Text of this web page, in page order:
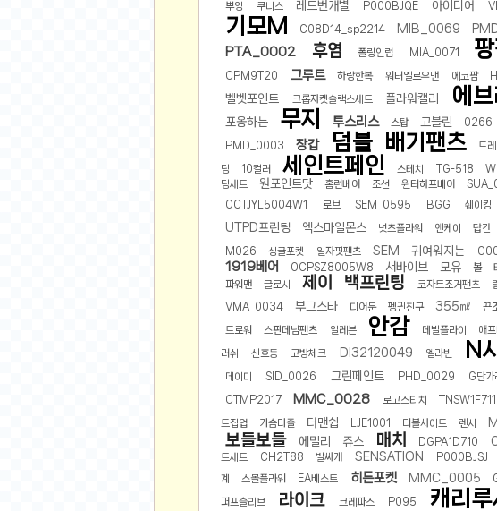
비트멕스(BitMex)
비트소닉(Bitsonic)
후오비(Huobi)
지렁이 게임
고팍스(GoPax)
커뮤니티
자유 게시판
스폐셜 게시판
심리 테스트
집 꾸미기
자취 게시판
리그오브레전드
오버워치
공지사항
뿌잉 쿠니스 레드번개별 P000BJQE 아이디어
기모M C08D14_sp2214 MIB_0069
PTA_0002 후염 폴링인럽 MIA_0071
CPM9T20 그루트 하랑한복 워터옐로우맨 에코팜
벨벳포인트 크롭자켓슬랙스세트 플라워캘리 에
포옹하는 무지 투스리스 스탑 고블린 0266
PMD_0003 장갑 덤블 배기팬츠 드
딩 10컬러 세인트페인 스테치 TG-518
딩세트
원포인트닷 홈런베어 조선 윈터하프베어
OCTJYL5004W1
로브 SEM_0595 BGG 쉐이킹
UTPD프린팅
엑스마일몬스 넛츠플라워 엔케이 탑건
M026 싱글포켓 일자핏팬츠 SEM 귀여워지는
1919베어 OCPSZ8005W8 서바이브 모유 볼
파워맨
글로시 제이 백프린팅 코자트조거팬츠
VMA_0034 부그스타 디어문 펭귄친구 355㎖ 끈
드로워 스판데님팬츠 일레븐 안감 데빌플라이 애프
러쉬 신호등 고방체크 DI32120049 엘라빈 N
데이미 SID_0026 그린페인트 PHD_0029 G단가
CTMP2017 MMC_0028 로고스티치 TNSW1F711
드집업 가슴다줄 더맨쉽 LJE1001 더블사이드 렌시
보들보들 에밀리 쥬스 매치 DGPA1D710
트세트
CH2T88 발싸개 SENSATION P000BJSJ
계
스몰플라워 EA베스트 히든포켓 MMC_0005
퍼프슬리브 라이크 크레파스 P095 캐리루